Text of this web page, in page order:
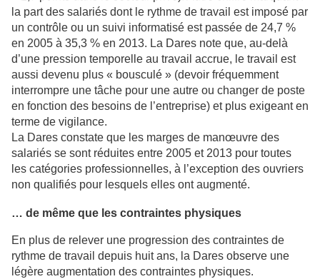
la part des salariés dont le rythme de travail est imposé par
un contrôle ou un suivi informatisé est passée de 24,7 %
en 2005 à 35,3 % en 2013. La Dares note que, au-delà
d’une pression temporelle au travail accrue, le travail est
aussi devenu plus « bousculé » (devoir fréquemment
interrompre une tâche pour une autre ou changer de poste
en fonction des besoins de l’entreprise) et plus exigeant en
terme de vigilance.
La Dares constate que les marges de manœuvre des
salariés se sont réduites entre 2005 et 2013 pour toutes
les catégories professionnelles, à l’exception des ouvriers
non qualifiés pour lesquels elles ont augmenté.
… de même que les contraintes physiques
En plus de relever une progression des contraintes de
rythme de travail depuis huit ans, la Dares observe une
légère augmentation des contraintes physiques.